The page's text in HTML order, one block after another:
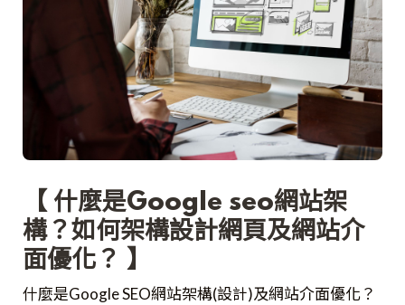
【 什麼是Google seo網站架
構？如何架構設計網頁及網站介
面優化？ 】
什麼是Google SEO網站架構(設計)及網站介面優化？